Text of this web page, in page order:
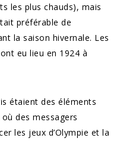
les plus chauds), mais
préférable de
la saison hivernale. Les
eu lieu en 1924 à
étaient des éléments
des messagers
les jeux d’Olympie et la